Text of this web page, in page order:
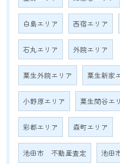
白島エリア 西宿エリア
石丸エリア 外院エリア
粟生外院エリア 粟生新家
小野原エリア 粟生間谷エ
彩都エリア 森町エリア
池田市 不動産査定 池田